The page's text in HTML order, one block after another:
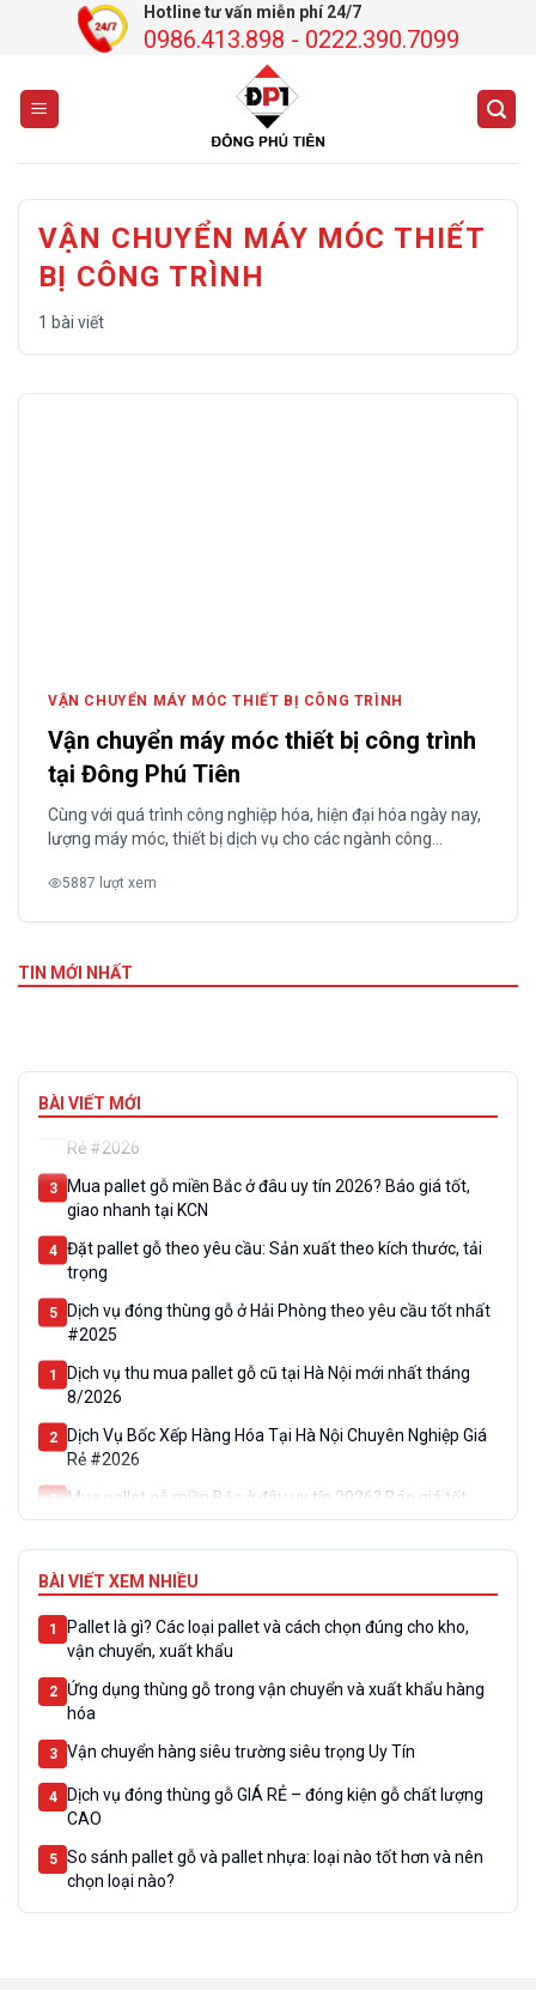
dung
Hotline tư vấn miễn phí 24/7
0986.413.898 - 0222.390.7099
VẬN CHUYỂN MÁY MÓC THIẾT
BỊ CÔNG TRÌNH
1 bài viết
VẬN CHUYỂN MÁY MÓC THIẾT BỊ CÔNG TRÌNH
Vận chuyển máy móc thiết bị công trình
tại Đông Phú Tiên
Cùng với quá trình công nghiệp hóa, hiện đại hóa ngày nay,
lượng máy móc, thiết bị dịch vụ cho các ngành công
những loại máy móc này có tải trọng lớn, kích thước cồng
5887 lượt xem
TIN MỚI NHẤT
BÀI VIẾT MỚI
8/2026
2
Dịch Vụ Bốc Xếp Hàng Hóa Tại Hà Nội Chuyên Nghiệp Giá
Rẻ #2026
3
Mua pallet gỗ miền Bắc ở đâu uy tín 2026? Báo giá tốt,
giao nhanh tại KCN
4
Đặt pallet gỗ theo yêu cầu: Sản xuất theo kích thước, tải
trọng
5
Dịch vụ đóng thùng gỗ ở Hải Phòng theo yêu cầu tốt nhất
#2025
1
Dịch vụ thu mua pallet gỗ cũ tại Hà Nội mới nhất tháng
8/2026
2
Dịch Vụ Bốc Xếp Hàng Hóa Tại Hà Nội Chuyên Nghiệp Giá
Rẻ #2026
3
Mua pallet gỗ miền Bắc ở đâu uy tín 2026? Báo giá tốt,
giao nhanh tại KCN
4
Đặt pallet gỗ theo yêu cầu: Sản xuất theo kích thước, tải
trọng
5
Dịch vụ đóng thùng gỗ ở Hải Phòng theo yêu cầu tốt nhất
#2025
BÀI VIẾT XEM NHIỀU
1
Pallet là gì? Các loại pallet và cách chọn đúng cho kho,
vận chuyển, xuất khẩu
2
Ứng dụng thùng gỗ trong vận chuyển và xuất khẩu hàng
hóa
3 Vận chuyển hàng siêu trường siêu trọng Uy Tín
4
Dịch vụ đóng thùng gỗ GIÁ RẺ – đóng kiện gỗ chất lượng
CAO
5
So sánh pallet gỗ và pallet nhựa: loại nào tốt hơn và nên
chọn loại nào?